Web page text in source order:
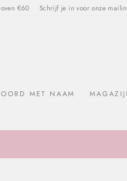
€60 Schrijf je in voor onze
MET NAAM